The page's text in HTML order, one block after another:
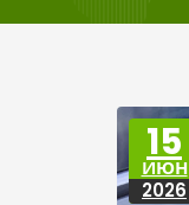
15
ИЮН
2026